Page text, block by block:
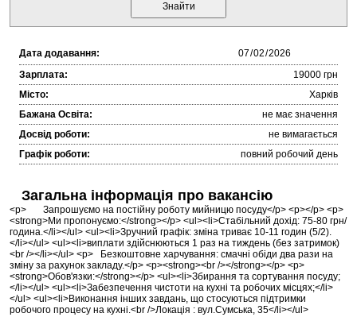
Дата додавання:
Зарплата:
19000 грн
Місто:
Харків
Бажана Освіта:
не має значення
Досвід роботи:
не вимагається
Графік роботи:
повний робочий день
Загальна інформація про вакансію
<p> Запрошуємо на постійну роботу мийницю посуду</p> <p></p> <p>
<strong>Ми пропонуємо:</strong></p> <ul><li>Стабільний дохід: 75-80 грн/
година.</li></ul> <ul><li>Зручний графік: зміна триває 10-11 годин (5/2).
</li></ul> <ul><li>виплати здійснюються 1 раз на тиждень (без затримок)
<br /></li></ul> <p> Безкоштовне харчування: смачні обіди два рази на
зміну за рахунок закладу.</p> <p><strong><br /></strong></p> <p>
<strong>Обов'язки:</strong></p> <ul><li>Збирання та сортування посуду;
</li></ul> <ul><li>Забезпечення чистоти на кухні та робочих місцях;</li>
</ul> <ul><li>Виконання інших завдань, що стосуються підтримки
робочого процесу на кухні.<br />Локація : вул.Сумська, 35</li></ul>